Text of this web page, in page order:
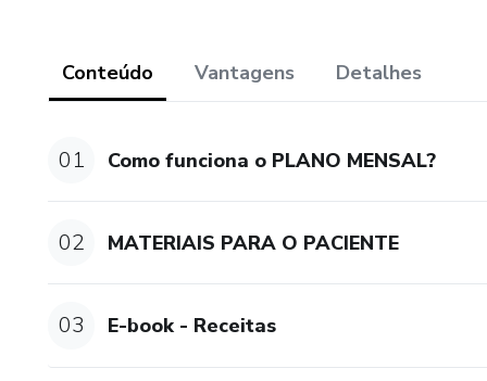
Conteúdo Vantagens Detalhes
01 Como funciona o PLANO MENSAL?
02 MATERIAIS PARA O PACIENTE
03 E-book - Receitas